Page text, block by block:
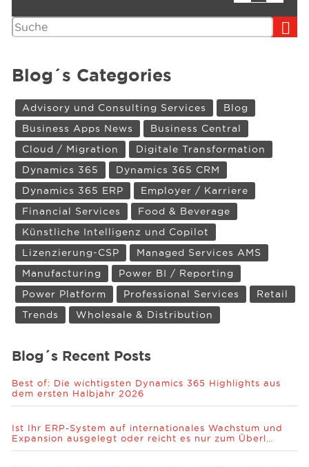
Suchen
Blog´s Categories
Advisory und Consulting Services
Blog
Business Apps News
Business Central
Cloud / Migration
Digitale Transformation
Dynamics 365
Dynamics 365 CRM
Dynamics 365 ERP
Employer / Karriere
Financial Services
Food & Beverage
Künstliche Intelligenz und Copilot
Lizenzierung-CSP
Managed Services AMS
Manufacturing
Power BI / Reporting
Power Platform
Professional Services
Retail
Trends
Wholesale & Distribution
Blog´s Recent Posts
Best of: Die wichtigsten Dynamics 365 Highlights aus
dem ersten Halbjahr 2026
Ist Ihr ERP-System auf internationales Wachstum und
Expansion ausgelegt oder reicht es nur zum Überl…